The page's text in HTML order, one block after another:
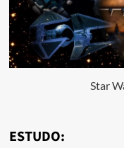
Star
ESTUDO: